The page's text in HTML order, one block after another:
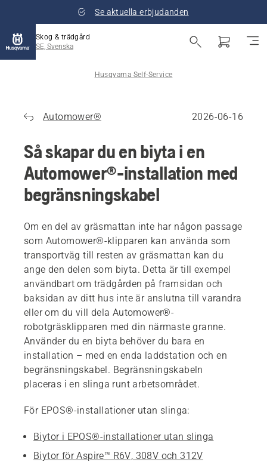
Se aktuella erbjudanden
Skog & trädgård
SE, Svenska
Husqvarna Self-Service
Automower® 2026-06-16
Så skapar du en biyta i en
Automower®-installation med
begränsningskabel
Om en del av gräsmattan inte har någon passage
som Automower®-klipparen kan använda som
transportväg till resten av gräsmattan kan du
ange den delen som biyta. Detta är till exempel
användbart om trädgården på framsidan och
baksidan av ditt hus inte är anslutna till varandra
eller om du vill dela Automower®-
robotgräsklipparen med din närmaste granne.
Använder du en biyta behöver du bara en
installation – med en enda laddstation och en
begränsningskabel. Begränsningskabeln
placeras i en slinga runt arbetsområdet.
För EPOS®-installationer utan slinga:
Biytor i EPOS®-installationer utan slinga
Biytor för Aspire™ R6V, 308V och 312V